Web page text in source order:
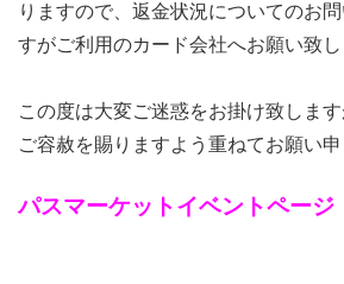
りますので、返金状況についてのお
すがご利用のカード会社へお願い致し
この度は大変ご迷惑をお掛け致します
ご容赦を賜りますよう重ねてお願い申
パスマーケットイベントページ